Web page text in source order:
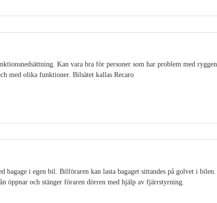
Kan vara bra för personer som har problem med ryggen.
med olika funktioner. Bilsätet kallas Recaro
i egen bil. Bilföraren kan lasta bagaget sittandes på golvet i bilen.
öppnar och stänger föraren dörren med hjälp av fjärrstyrning.